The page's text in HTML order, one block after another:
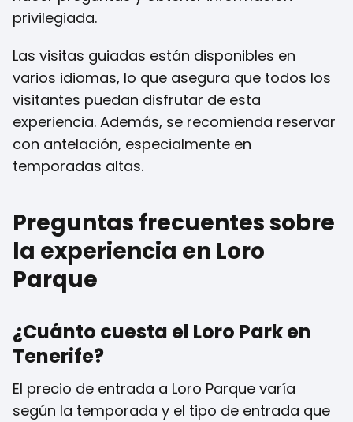
privilegiada.
Las visitas guiadas están disponibles en
varios idiomas, lo que asegura que todos los
visitantes puedan disfrutar de esta
experiencia. Además, se recomienda reservar
con antelación, especialmente en
temporadas altas.
Preguntas frecuentes sobre
la experiencia en Loro
Parque
¿Cuánto cuesta el Loro Park en
Tenerife?
El precio de entrada a Loro Parque varía
según la temporada y el tipo de entrada que